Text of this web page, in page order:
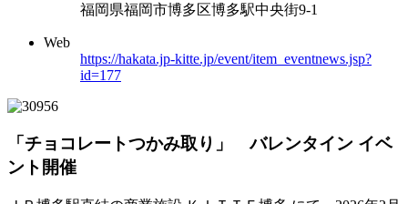
福岡県福岡市博多区博多駅中央街9-1
Web
https://hakata.jp-kitte.jp/event/item_eventnews.jsp?
id=177
「チョコレートつかみ取り」 バレンタイン イベ
ント開催